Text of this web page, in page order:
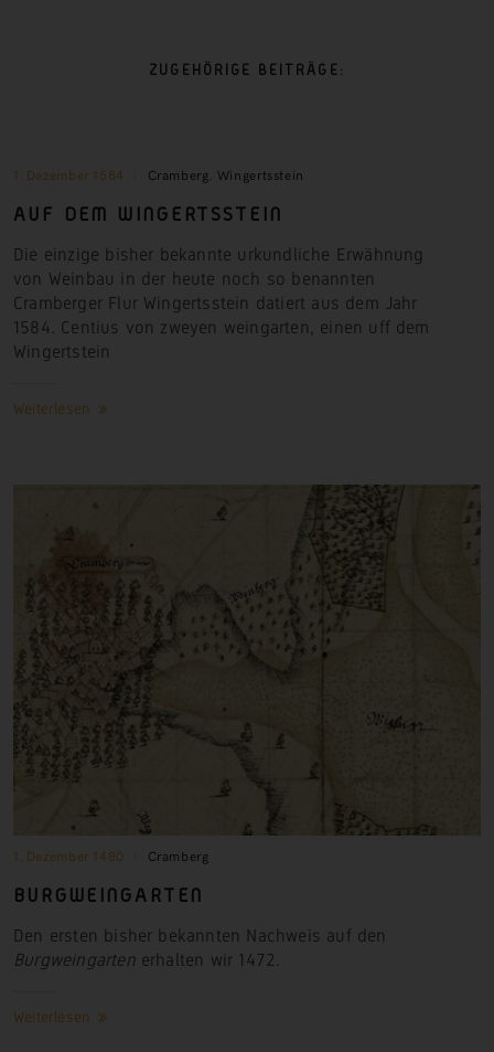
ZUGEHÖRIGE BEITRÄGE:
1. Dezember 1584 Cramberg Wingertsstein
AUF DEM WINGERTSSTEIN
Die einzige bisher bekannte urkundliche Erwähnung
von Weinbau in der heute noch so benannten
Cramberger Flur Wingertsstein datiert aus dem Jahr
1584. Centius von zweyen weingarten, einen uff dem
Wingertstein
Weiterlesen
1. Dezember 1480 Cramberg
BURGWEINGARTEN
Den ersten bisher bekannten Nachweis auf den
Burgweingartenerhalten wir 1472.
Weiterlesen